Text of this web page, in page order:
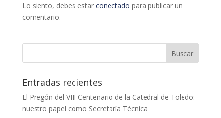
Lo siento, debes estar conectado para publicar un
comentario.
Entradas recientes
El Pregón del VIII Centenario de la Catedral de Toledo:
nuestro papel como Secretaría Técnica